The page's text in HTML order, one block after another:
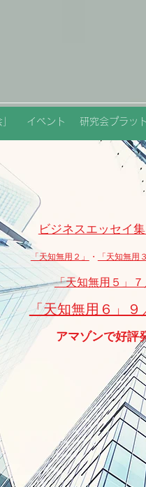
イベント 研究会プラッ
ビジネスエッセイ
「天知無用２」 ・ 「天知無用
「天知無用５」
「天知無用６」
アマゾンで好評